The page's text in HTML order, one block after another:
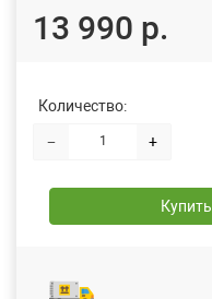
13 990 р.
Количество:
− +
Купить